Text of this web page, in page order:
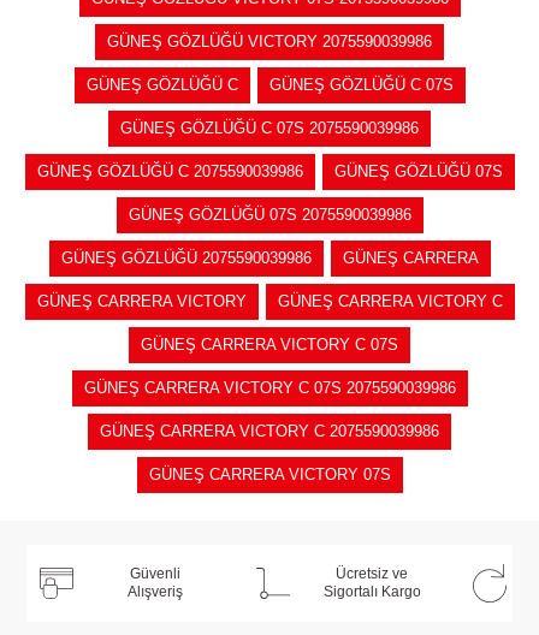
GÜNEŞ GÖZLÜĞÜ VICTORY 2075590039986
GÜNEŞ GÖZLÜĞÜ C GÜNEŞ GÖZLÜĞÜ C 07S
GÜNEŞ GÖZLÜĞÜ C 07S 2075590039986
GÜNEŞ GÖZLÜĞÜ C 2075590039986 GÜNEŞ GÖZLÜĞÜ 07S
GÜNEŞ GÖZLÜĞÜ 07S 2075590039986
GÜNEŞ GÖZLÜĞÜ 2075590039986 GÜNEŞ CARRERA
GÜNEŞ CARRERA VICTORY GÜNEŞ CARRERA VICTORY C
GÜNEŞ CARRERA VICTORY C 07S
GÜNEŞ CARRERA VICTORY C 07S 2075590039986
GÜNEŞ CARRERA VICTORY C 2075590039986
GÜNEŞ CARRERA VICTORY 07S
Güvenli
Alışveriş
Ücretsiz ve
Sigortalı Kargo